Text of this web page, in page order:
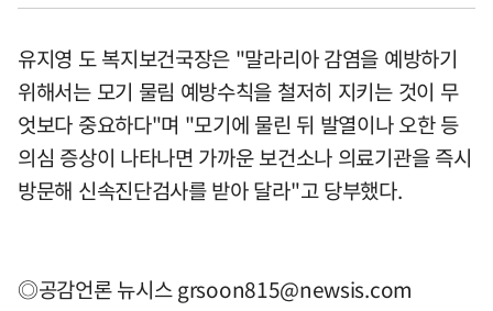
유지영 도 복지보건국장은 "말라리아 감염을 예방하기
위해서는 모기 물림 예방수칙을 철저히 지키는 것이 무
엇보다 중요하다"며 "모기에 물린 뒤 발열이나 오한 등
의심 증상이 나타나면 가까운 보건소나 의료기관을 즉시
방문해 신속진단검사를 받아 달라"고 당부했다.
◎공감언론 뉴시스grsoon815@newsis.com